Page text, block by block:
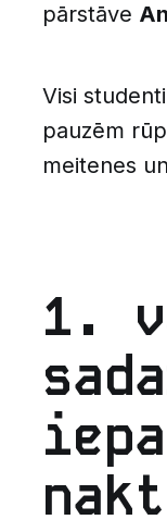
pārstāve
Visi
pauzēm
meitenes
1.